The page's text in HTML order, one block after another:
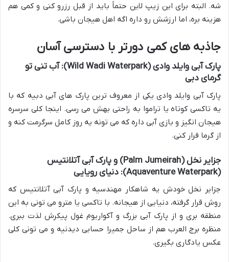
شه. البته برای این زیپ لاین حتماً باید از قبل رزرو کنی و کمی هم
هزینه بره، اما ارزشش رو داره اگه اهل هیجان باشی.
جاذبه های کمی دورتر با دسترسی آسان
پارک آبی وایلد وادی (Wild Wadi Waterpark): آب تنی تو
گرمای دبی
پارک آبی وایلد وادی یکی از معروف ترین پارک های آبی دبیه که با
یه تاکسی کوتاه یا تراموا به راحتی بهش می رسی. اینجا کلی سرسره
هیجان انگیز و بازی آبی داره که می تونه یه روز کامل سرگرمت کنه و
از گرما فرار کنی.
جزایر نخل (Palm Jumeirah) و پارک آبی آتلانتیس
(Aquaventure Waterpark): دنیای رویایی
جزایر نخل خودش یه شاهکار مهندسیه و پارک آبی آتلانتیس که
روش قرار گرفته، دنیایی از هیجانه. با تاکسی یا مترو می تونی به این
منطقه بری و از پارک آبی بزرگ و آکواریوم غول پیکرش لذت ببری.
منظره برج العرب هم از ساحل جمیرا حسابی دیدنیه و می تونی کلی
عکس یادگاری بگیری.